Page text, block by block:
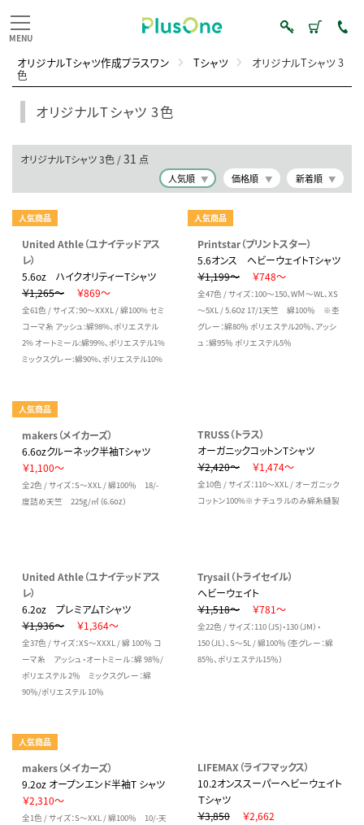
オリジナルTシャツ作成プラスワン Tシャツ オリジナルTシャツ 3
色
オリジナルTシャツ 3色
オリジナルTシャツ 3色 /31 点
人気順 価格順 新着順
人気商品
United Athle（ユナイテッドアス
レ）
5.6oz ハイクオリティーTシャツ
￥1,265～
￥869～
全61色 / サイズ：90～XXXL / 綿100% セミ
コーマ糸 アッシュ:綿98%、ポリエステル
2% オートミール:綿99%、ポリエステル1%
ミックスグレー:綿90%、ポリエステル10%
人気商品
Printstar（プリントスター）
5.6オンス ヘビーウェイトTシャツ
￥1,199～
￥748～
全47色 / サイズ：100～150、WＭ～WL、XS
～5XL / 5.6Oz 17/1天竺 綿100％ ※杢
グレー：綿80％ ポリエステル20％、アッシ
ュ：綿95％ ポリエステル5％
人気商品
makers（メイカーズ）
6.6ozクルーネック半袖Tシャツ
￥1,100～
全2色 / サイズ：S～XXL / 綿100％ 18/-
度詰め天竺 225g/㎡（6.6oz）
TRUSS（トラス）
オーガニックコットンTシャツ
￥2,420～
￥1,474～
全10色 / サイズ：110～XXL / オーガニック
コットン100%※ナチュラルのみ綿糸縫製
United Athle（ユナイテッドアス
レ）
6.2oz プレミアムTシャツ
￥1,936～
￥1,364～
全37色 / サイズ：XS～XXXL / 綿 100％ コ
ーマ糸 アッシュ・オートミール：綿 98％/
ポリエステル 2％ ミックスグレー：綿
90％/ポリエステル 10％
Trysail（トライセイル）
ヘビーウェイト
￥1,518～
￥781～
全22色 / サイズ：110（JS)・130（JM）・
150（JL）、S～5L / 綿100％（杢グレー：綿
85％、ポリエステル15％）
人気商品
makers（メイカーズ）
9.2oz オープンエンド半袖T シャツ
￥2,310～
全1色 / サイズ：S～XXL / 綿100％ 10/-天
LIFEMAX（ライフマックス）
10.2オンススーパーヘビーウェイト
Ｔシャツ
￥3,850
￥2,662